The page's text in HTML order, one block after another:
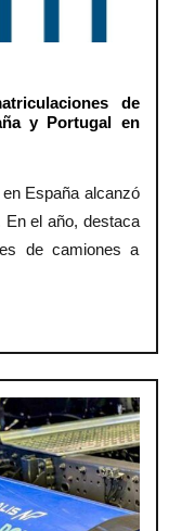
de
y Portugal en
España alcanzó
En el año, destaca
de camiones a